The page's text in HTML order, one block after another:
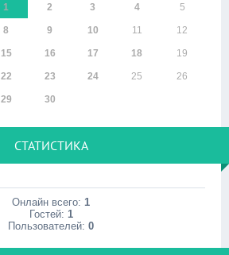
1 2 3 4 5
8 9 10 11 12
15 16 17 18 19
22 23 24 25 26
29 30
СТАТИСТИКА
Онлайн всего: 1
Гостей: 1
Пользователей: 0